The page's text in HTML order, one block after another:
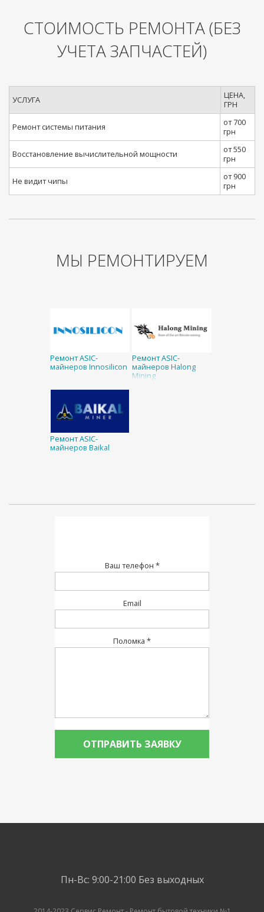
СТОИМОСТЬ РЕМОНТА(БЕЗ
УЧЕТА ЗАПЧАСТЕЙ)
УСЛУГА
ЦЕНА,
ГРН
Ремонт системы питания
от 700
грн
Восстановление вычислительной мощности
от 550
грн
Не видит чипы
от 900
грн
МЫ РЕМОНТИРУЕМ
Ремонт ASIC-
майнеров Innosilicon
Ремонт ASIC-
майнеров Halong
Mining
Ремонт ASIC-
майнеров Baikal
Ваш телефон *
Email
Поломка *
Пн-Вс: 9:00-21:00 Без выходных